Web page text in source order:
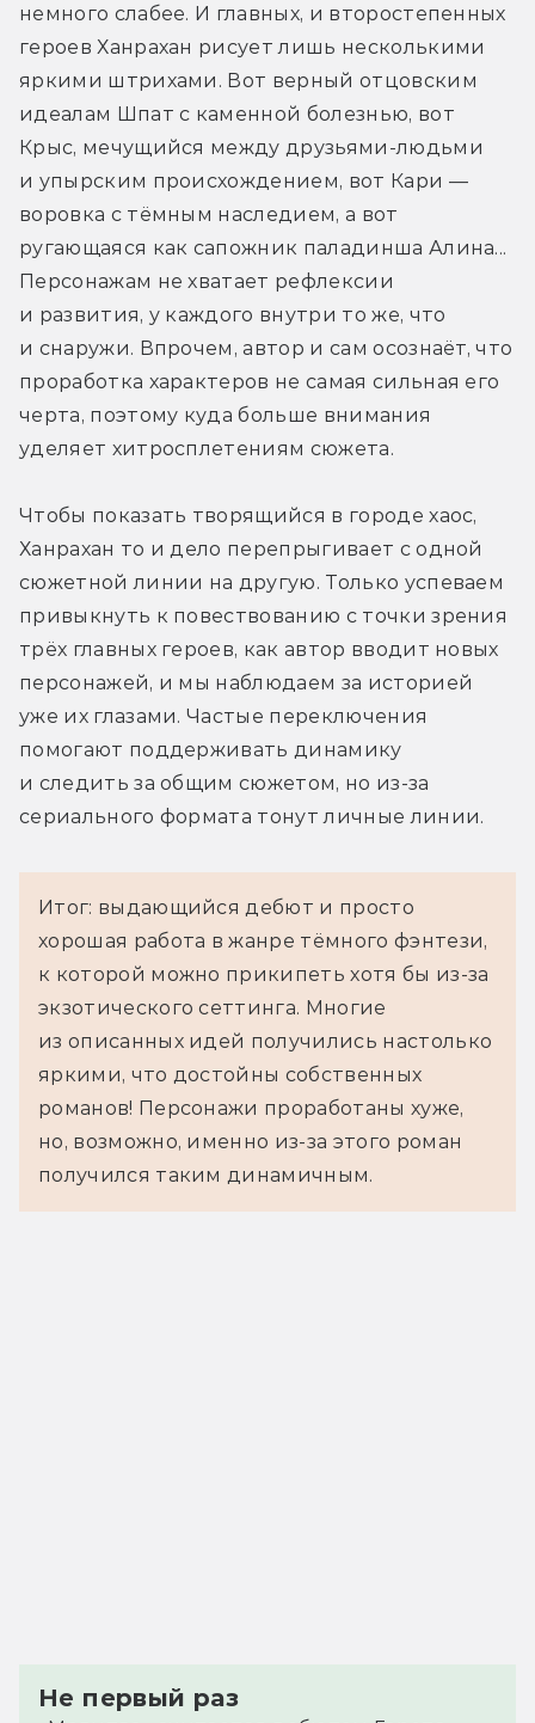
немного слабее. И главных, и второстепенных
героев Ханрахан рисует лишь несколькими
яркими штрихами. Вот верный отцовским
идеалам Шпат с каменной болезнью, вот
Крыс, мечущийся между друзьями-людьми
и упырским происхождением, вот Кари —
воровка с тёмным наследием, а вот
ругающаяся как сапожник паладинша Алина...
Персонажам не хватает рефлексии
и развития, у каждого внутри то же, что
и снаружи. Впрочем, автор и сам осознаёт, что
проработка характеров не самая сильная его
черта, поэтому куда больше внимания
уделяет хитросплетениям сюжета.
Чтобы показать творящийся в городе хаос,
Ханрахан то и дело перепрыгивает с одной
сюжетной линии на другую. Только успеваем
привыкнуть к повествованию с точки зрения
трёх главных героев, как автор вводит новых
персонажей, и мы наблюдаем за историей
уже их глазами. Частые переключения
помогают поддерживать динамику
и следить за общим сюжетом, но из-за
сериального формата тонут личные линии.
Итог: выдающийся дебют и просто
хорошая работа в жанре тёмного фэнтези,
к которой можно прикипеть хотя бы из-за
экзотического сеттинга. Многие
из описанных идей получились настолько
яркими, что достойны собственных
романов! Персонажи проработаны хуже,
но, возможно, именно из-за этого роман
получился таким динамичным.
Не первый раз